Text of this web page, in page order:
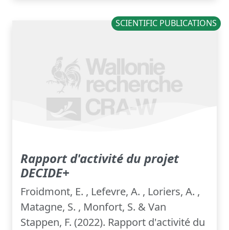
SCIENTIFIC PUBLICATIONS
Rapport d'activité du projet
DECIDE+
Froidmont, E. , Lefevre, A. , Loriers, A. ,
Matagne, S. , Monfort, S. & Van
Stappen, F. (2022). Rapport d'activité du